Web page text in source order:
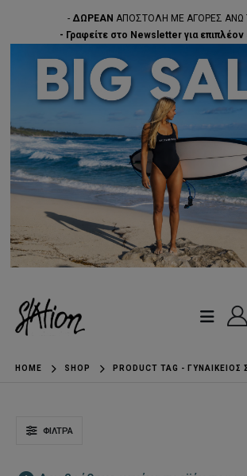
- ΔΩΡΕΑΝ ΑΠΟΣΤΟΛΗ ΜΕ ΑΓΟΡΕΣ ΑΝΩ
- Γραφείτε στο Newsletter για
HOME SHOP PRODUCT TAG - ΓΥΝΑΙΚΕΊΟΣ
ΦΊΛΤΡΑ